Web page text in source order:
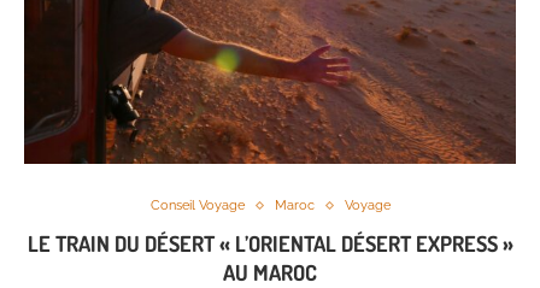
Conseil Voyage Maroc Voyage
LE TRAIN DU DÉSERT « L’ORIENTAL DÉSERT EXPRESS »
AU MAROC